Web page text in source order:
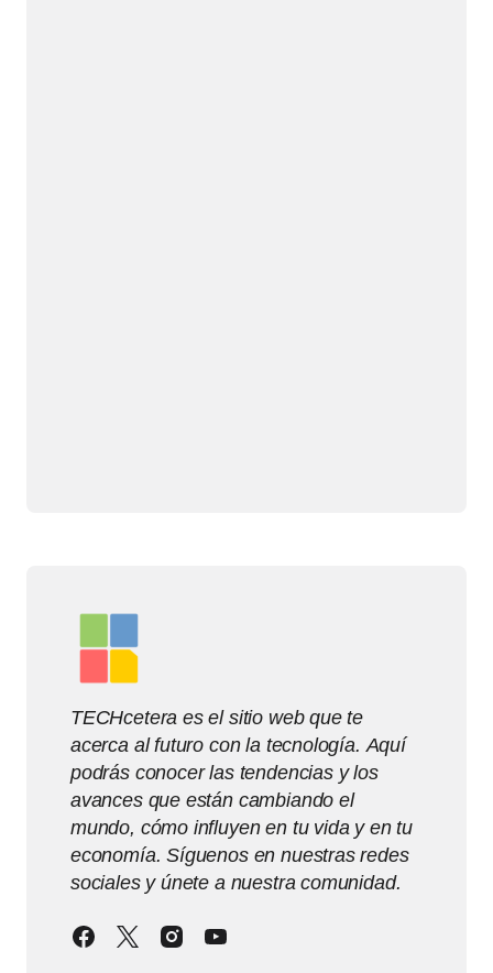
TECHcetera es el sitio web que te
acerca al futuro con la tecnología. Aquí
podrás conocer las tendencias y los
avances que están cambiando el
mundo, cómo influyen en tu vida y en tu
economía. Síguenos en nuestras redes
sociales y únete a nuestra comunidad.